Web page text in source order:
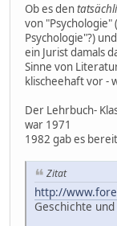
Ob es den
von "Psychologie"
Psychologie"?)
ein Jurist damals
Sinne von
klischeehaft vor -
Der Lehrbuch-
war 1971
1982 gab es
Zitat
http://
Geschichte